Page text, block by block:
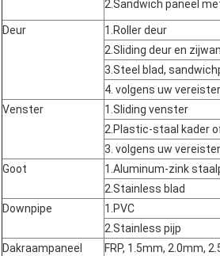
2.Sandwich paneel
Deur
1.Roller deur
2.Sliding deur en
3.Steel blad,
4. volgens uw
Venster
1.Sliding venster
2.Plastic-staal kader
3. volgens uw
Goot
1.Aluminum-zink
2.Stainless blad
Downpipe
1.PVC
2.Stainless pijp
Dakraampaneel
FRP, 1.5mm, 2.0mm,